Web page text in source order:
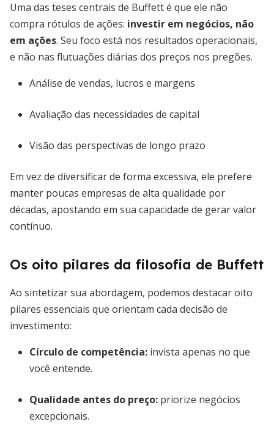
Uma das teses centrais de Buffett é que ele não
compra rótulos de ações: investir em negócios, não
em ações. Seu foco está nos resultados operacionais,
e não nas flutuações diárias dos preços nos pregões.
Análise de vendas, lucros e margens
Avaliação das necessidades de capital
Visão das perspectivas de longo prazo
Em vez de diversificar de forma excessiva, ele prefere
manter poucas empresas de alta qualidade por
décadas, apostando em sua capacidade de gerar valor
contínuo.
Os oito pilares da filosofia de Buffett
Ao sintetizar sua abordagem, podemos destacar oito
pilares essenciais que orientam cada decisão de
investimento:
Círculo de competência: invista apenas no que
você entende.
Qualidade antes do preço: priorize negócios
excepcionais.